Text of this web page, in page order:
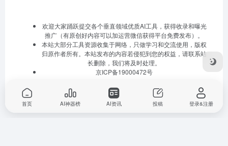
欢迎大家踊跃提交各个垂直领域优质AI工具，获得收录和曝光
推广（有原创好内容可以加运营微信获得平台免费发布）。
本站大部分工具资源收集于网络，只做学习和交流使用，版权
归原作者所有。本站发布的内容若侵犯到您的权益，请联系站
长删除，我们将及时处理。
京ICP备19000472号
首页 AI神器榜 AI资讯 投稿 登录&注册